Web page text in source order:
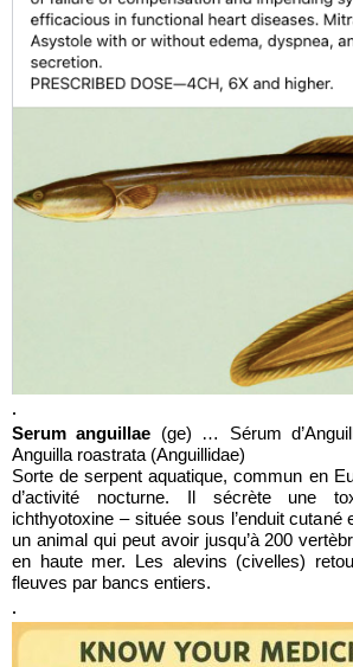
.
Serum anguillae (ge) … Sérum
Anguilla roastrata (Anguillidae)
Sorte de serpent aquatique, commun en
d’activité nocturne. Il sécrète une
ichthyotoxine – située sous l’enduit cutané
un animal qui peut avoir jusqu’à 200
en haute mer. Les alevins (civelles)
fleuves par bancs entiers.
.